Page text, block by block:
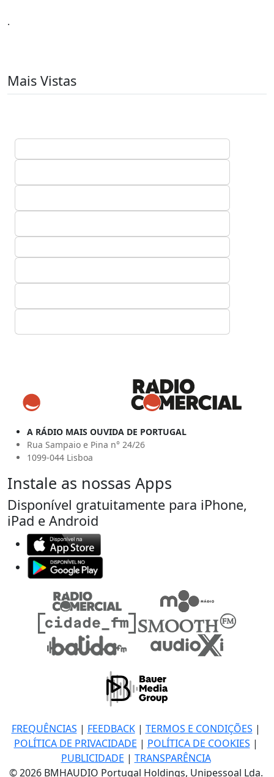
.
Mais Vistas
A RÁDIO MAIS OUVIDA DE PORTUGAL
Rua Sampaio e Pina n° 24/26
1099-044 Lisboa
Instale as nossas Apps
Disponível gratuitamente para iPhone,
iPad e Android
FREQUÊNCIAS | FEEDBACK| TERMOS E CONDIÇÕES |
POLÍTICA DE PRIVACIDADE | POLÍTICA DE COOKIES |
PUBLICIDADE | TRANSPARÊNCIA
© 2026 BMHAUDIO Portugal Holdings, Unipessoal Lda.